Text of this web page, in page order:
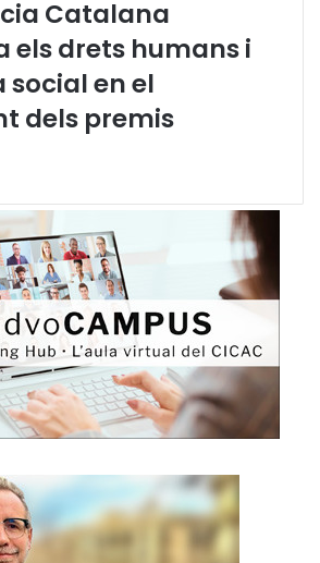
Catalana
els drets humans i
social en el
dels premis